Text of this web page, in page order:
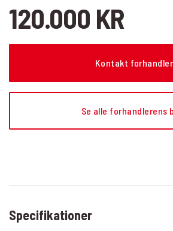
120.000 KR
Kontakt forhandler
Se alle forhandlerens
Specifikationer